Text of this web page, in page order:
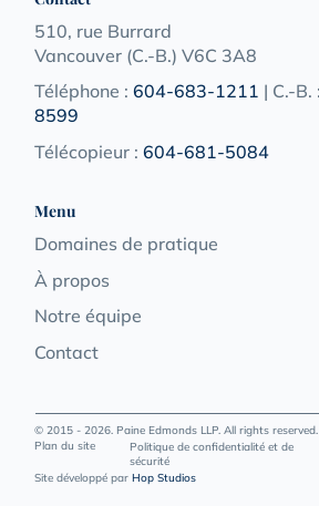
510, rue Burrard
Vancouver (C.-B.) V6C 3A8
Téléphone :604-683-1211 | C.-B. :
8599
Télécopieur :604-681-5084
Menu
Domaines de pratique
À propos
Notre équipe
Contact
© 2015 - 2026. Paine Edmonds LLP. All rights reserved.
Plan du site
Politique de confidentialité et de
sécurité
Site développé par Hop Studios